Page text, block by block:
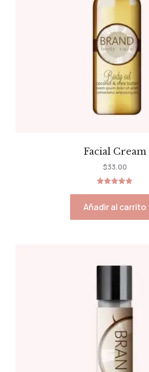
Facial Cream
5.00
de 5
$33.00
Añadir al carrito